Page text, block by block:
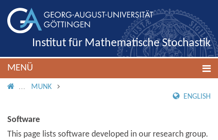
Institut für Mathematische Stochastik
MENÜ
IMS ROOT
MUNK
ENGLISH
Software
This page lists software developed in our research group.